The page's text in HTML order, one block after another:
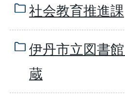
社会教育推進課
伊丹市立図書
蔵